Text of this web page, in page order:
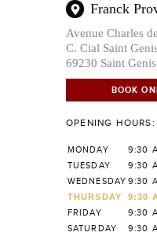
Franck
Avenue Charles
C. Cial Saint
69230 Saint
BOOK
OPENING HOURS:
MONDAY
9:30
TUESDAY
9:30
WEDNESDAY 9:30
THURSDAY
9:30
FRIDAY
9:30
SATURDAY
9:30